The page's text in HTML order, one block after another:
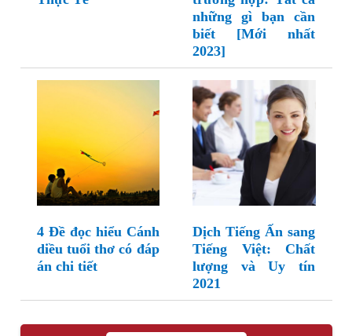
những gì bạn cần
biết [Mới nhất
2023]
4 Đề đọc hiểu Cánh
diều tuổi thơ có đáp
án chi tiết
Dịch Tiếng Ấn sang
Tiếng Việt: Chất
lượng và Uy tín
2021